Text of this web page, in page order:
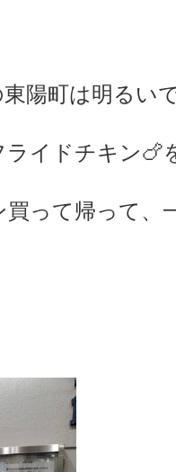
陽町は明るい
イドチキン🍗
って帰って、